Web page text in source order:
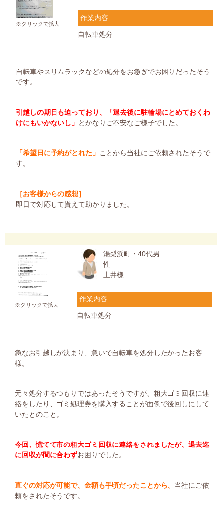
※クリックで拡大
作業内容
自転車処分
自転車やスリムラックなどの処分をお急ぎでお困りだったそう
です。
引越しの期日も迫っており、「退去後に駐輪場にとめておくわ
けにもいかないし」 とかなりご不安なご様子でした。
「希望日に予約がとれた」 ことから当社にご依頼されたそうで
す。
［お客様からの感想］
即日で対応して貰えて助かりました。
※クリックで拡大
湯梨浜町・40代男
性
土井様
作業内容
自転車処分
急なお引越しが決まり、急いで自転車を処分したかったお客
様。
元々処分するつもりではあったそうですが、粗大ゴミ回収に連
絡をしたり、ゴミ処理券を購入することが面倒で後回しにして
いたとのこと。
今回、慌てて市の粗大ゴミ回収に連絡をされましたが、退去迄
に回収が間に合わずお困りでした。
直ぐの対応が可能で、金額も手頃だったことから、 当社にご依
頼をされたそうです。